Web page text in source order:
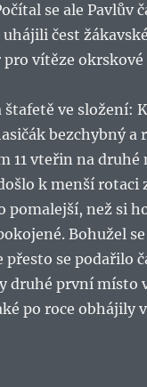
se ale Pavlův
čest
vítěze okrskové
štafetě ve složení:
bezchybný a
11 vteřin na
k menší rotaci
než si
Bohužel
přesto se podařilo
druhé první místo
po roce obhájily